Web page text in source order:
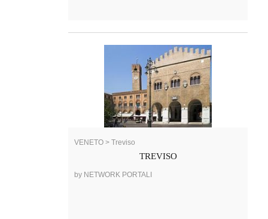
VENETO > Treviso
TREVISO
by NETWORK PORTALI